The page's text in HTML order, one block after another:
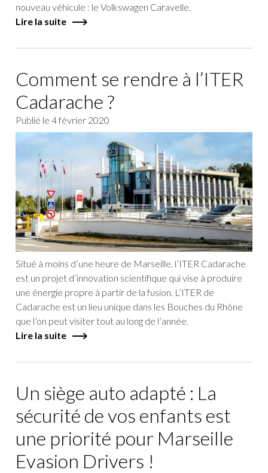
nouveau véhicule : le Volkswagen Caravelle.
Lire la suite
Comment se rendre à l’ITER
Cadarache ?
Publié le4 février 2020
Situé à moins d’une heure de Marseille, l’ITER Cadarache
est un projet d’innovation scientifique qui vise à produire
une énergie propre à partir de la fusion. L’ITER de
Cadarache est un lieu unique dans les Bouches du Rhône
que l’on peut visiter tout au long de l’année.
Lire la suite
Un siège auto adapté : La
sécurité de vos enfants est
une priorité pour Marseille
Evasion Drivers !